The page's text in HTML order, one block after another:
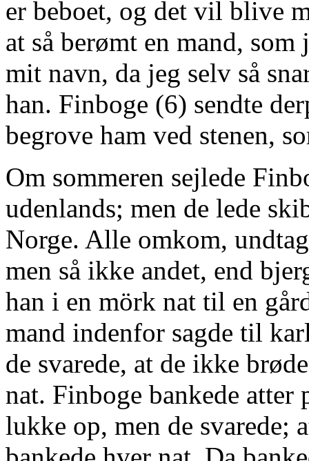
er beboet, og det vil blive
at så berømt en mand,
mit navn, da jeg selv så
han. Finboge (6) sendte
begrove ham ved stenen,
Om sommeren sejlede
udenlands; men de lede
Norge. Alle omkom,
men så ikke andet, end
han i en mörk nat til en
mand indenfor sagde til
de svarede, at de ikke
nat. Finboge bankede atter
lukke op, men de svarede;